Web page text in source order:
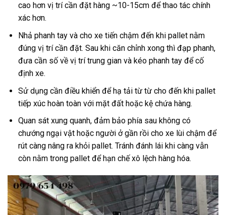
cao hơn vị trí cần đặt hàng ~10-15cm để thao tác chính
xác hơn.
Nhả phanh tay và cho xe tiến chậm đến khi pallet nằm
đúng vị trí cần đặt. Sau khi căn chỉnh xong thì đạp phanh,
đưa cần số về vị trí trung gian và kéo phanh tay để cố
định xe.
Sử dụng cần điều khiển để hạ tải từ từ cho đến khi pallet
tiếp xúc hoàn toàn với mặt đất hoặc kệ chứa hàng.
Quan sát xung quanh, đảm bảo phía sau không có
chướng ngại vật hoặc người ở gần rồi cho xe lùi chậm để
rút càng nâng ra khỏi pallet. Tránh đánh lái khi càng vẫn
còn nằm trong pallet để hạn chế xô lệch hàng hóa.